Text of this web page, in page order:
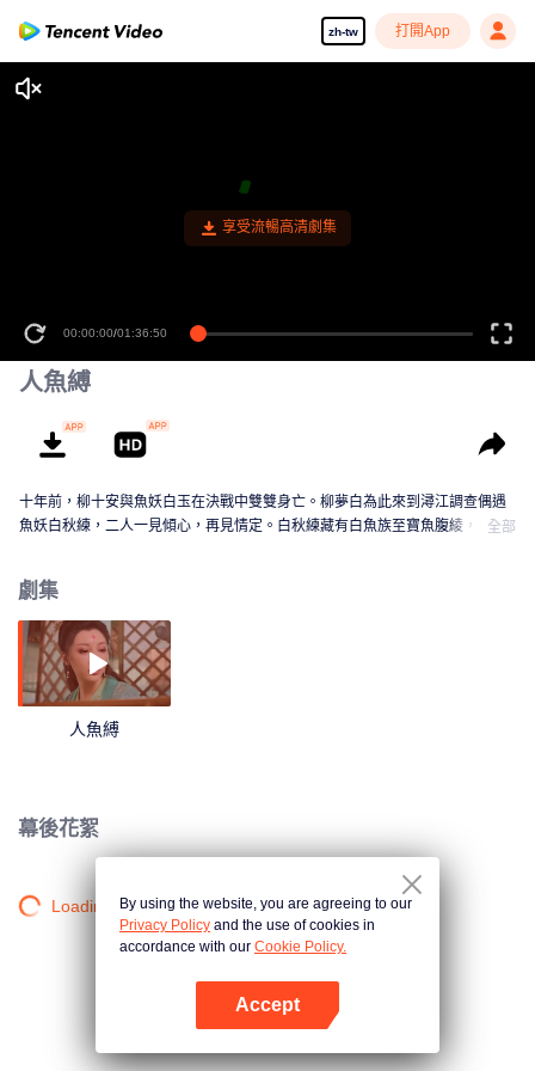
zh-tw 打開App
享受流暢高清劇集
00:00:00/01:36:50
人魚縛
十年前，柳十安與魚妖白玉在決戰中雙雙身亡。柳夢白為此來到潯江調查偶遇
魚妖白秋練，二人一見傾心，再見情定。白秋練藏有白魚族至寶魚腹綾，此寶
了對方是自己殺父（母）的仇人之子。二人痛斷肝腸於潯江橋頭互刺一劍，三
擊掌發誓此生永不再見。烏桓的陰謀能否被識破，情斷意絕的兩個人究竟會何
去何從……
全部
劇集
人魚縛
幕後花絮
Loading…By using the website, you are agreeing to our
Privacy Policy and the use of cookies in
accordance with our Cookie Policy.
Accept